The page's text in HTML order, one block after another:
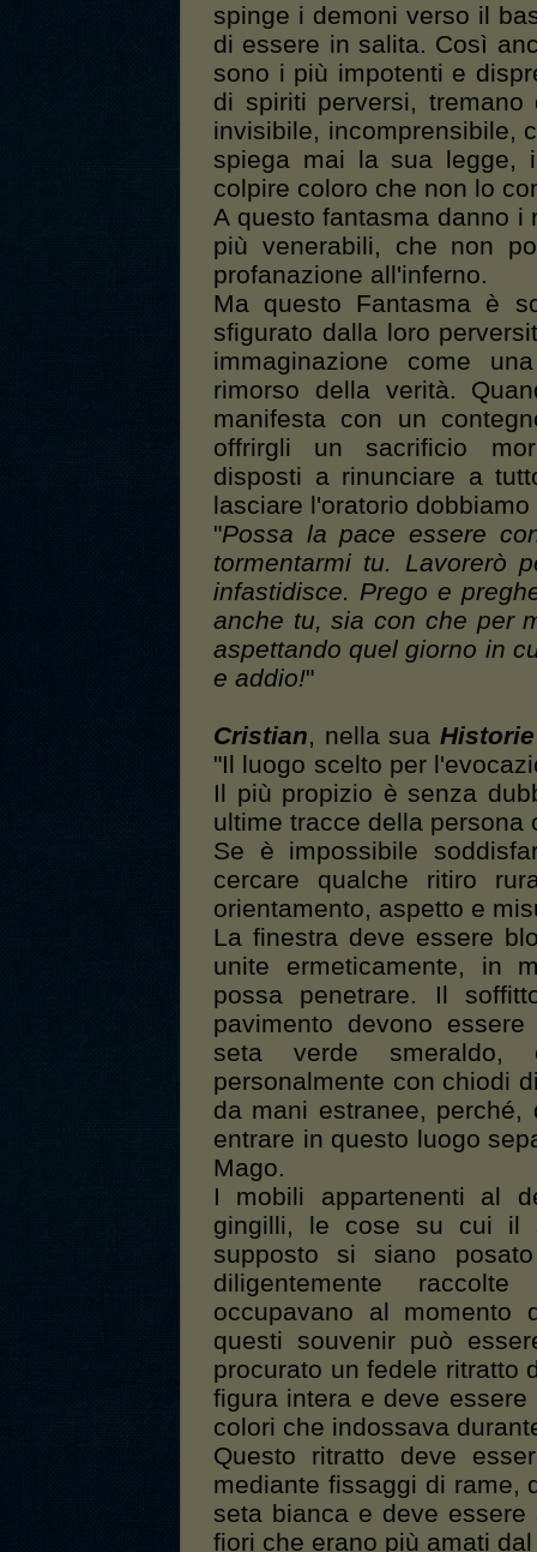
spinge i demoni verso il
di essere in salita. Così
sono i più impotenti e
di spiriti perversi,
invisibile, incomprensibile,
spiega mai la sua legge,
colpire coloro che non lo
A questo fantasma danno
più venerabili, che non
profanazione all'inferno.
Ma questo Fantasma è
sfigurato dalla loro
immaginazione come
rimorso della verità.
manifesta con un
offrirgli un sacrificio
disposti a rinunciare a
lasciare l'oratorio
"Possa la pace essere
tormentarmi tu. Lavorerò
infastidisce. Prego e
anche tu, sia con che per
aspettando quel giorno in
e addio!"
Cristian, nella sua
"Il luogo scelto per
Il più propizio è senza
ultime tracce della persona
Se è impossibile
cercare qualche ritiro
orientamento, aspetto e
La finestra deve essere
unite ermeticamente, in
possa penetrare. Il
pavimento devono
seta verde smeraldo,
personalmente con chiodi
da mani estranee,
entrare in questo luogo
Mago.
I mobili appartenenti al
gingilli, le cose su cui il
supposto si siano
diligentemente
occupavano al
questi souvenir può
procurato un fedele ritratto
figura intera e deve
colori che indossava
Questo ritratto deve
mediante fissaggi di rame,
seta bianca e deve
fiori che erano più amati